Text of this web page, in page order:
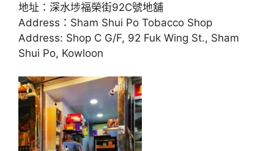
地址：深水埗福榮街92C號地舖
Address：Sham Shui Po Tobacco Shop
Address: Shop C G/F, 92 Fuk Wing St., Sham
Shui Po, Kowloon